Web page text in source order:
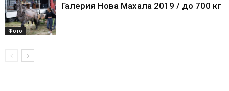
Фото
Галерия Нова Махала 2019 / до 700 кг